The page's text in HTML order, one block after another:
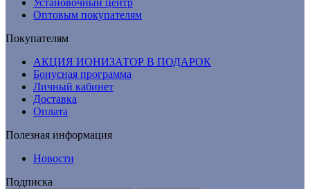
Оптовым покупателям
Покупателям
АКЦИЯ ИОНИЗАТОР В ПОДАРОК
Бонусная программа
Личный кабинет
Доставка
Оплата
Полезная информация
Новости
Подписка